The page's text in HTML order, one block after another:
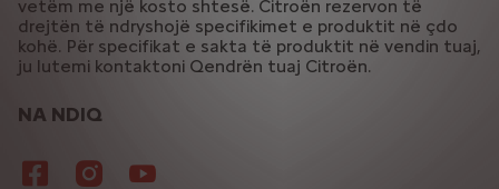
NA NDIQ
vetëm me një kosto shtesë. Citroën rezervon të
drejtën të ndryshojë specifikimet e produktit në çdo
kohë. Për specifikat e sakta të produktit në vendin tuaj,
ju lutemi kontaktoni Qendrën tuaj Citroën.